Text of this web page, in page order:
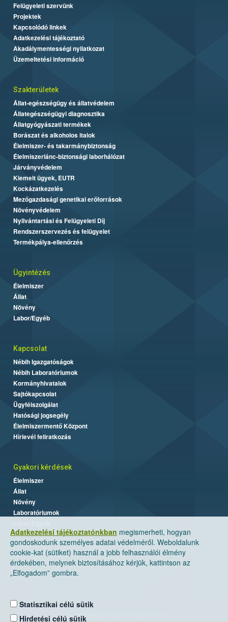
Adatkezelési tájékoztatónkban megismerheti, hogyan
gondoskodunk személyes adatai védelméről. Weboldalunk
cookie-kat (sütiket) használ a jobb felhasználói élmény
érdekében, melynek biztosításához kérjük, kattintson az
„Elfogadom” gombra.
Statisztikai célú sütik
Hirdetési célú sütik
Felügyeleti szervünk
Projektek
Kapcsolódó linkek
Adatkezelési tájékoztató
Akadálymentességi nyilatkozat
Üzemeltetési információ
Szakterületek
Állat-egészségügy és állatvédelem
Állategészségügyi diagnosztika
Állatgyógyászati termékek
Borászat és alkoholos italok
Élelmiszer- és takarmánybiztonság
Élelmiszerlánc-biztonsági laborhálózat
Járványvédelem
Kiemelt ügyek, EUTR
Kockázatkezelés
Mezőgazdasági genetikai erőforrások
Növényvédelem
Nyilvántartási és Felügyeleti Díj
Rendszerszervezés és felügyelet
Termékpálya-ellenőrzés
Ügyintézés
Élelmiszer
Állat
Növény
Labor/Egyéb
Kapcsolat
Nébih Igazgatóságok
Nébih Laboratóriumok
Kormányhivatalok
Sajtókapcsolat
Ügyfélszolgálat
Hatósági jogsegély
Élelmiszermentő Központ
Hírlevél feliratkozás
Gyakori kérdések
Élelmiszer
Állat
Növény
Laboratóriumok
Nemzeti Élelmiszerlánc-biztonsági Hivatal